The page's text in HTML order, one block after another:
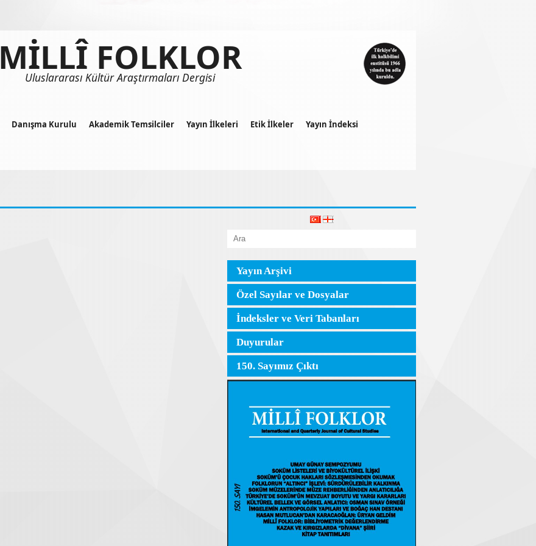
MİLLÎ FOLKLOR
Uluslararası Kültür Araştırmaları Dergisi
Danışma Kurulu Akademik Temsilciler Yayın İlkeleri Etik İlkeler Yayın İndeksi
Yayın Arşivi
Özel Sayılar ve Dosyalar
İndeksler ve Veri Tabanları
Duyurular
150. Sayımız Çıktı